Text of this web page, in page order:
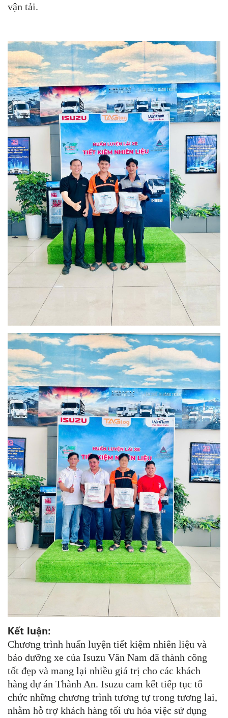
vận tải.
Kết luận:
Chương trình huấn luyện tiết kiệm nhiên liệu và
bảo dưỡng xe của Isuzu Vân Nam đã thành công
tốt đẹp và mang lại nhiều giá trị cho các khách
hàng dự án Thành An. Isuzu cam kết tiếp tục tổ
chức những chương trình tương tự trong tương lai,
nhằm hỗ trợ khách hàng tối ưu hóa việc sử dụng